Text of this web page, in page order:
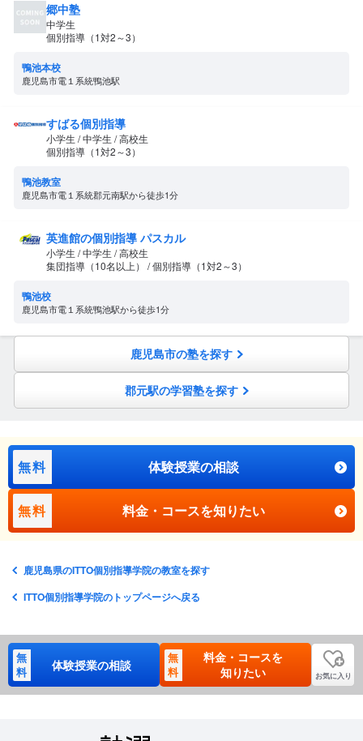
郷中塾
中学生
個別指導（1対2～3）
鴨池本校
鹿児島市電１系統鴨池駅
すばる個別指導
小学生 / 中学生 / 高校生
個別指導（1対2～3）
鴨池教室
鹿児島市電１系統郡元南駅から徒歩1分
英進館の個別指導 パスカル
小学生 / 中学生 / 高校生
集団指導（10名以上） / 個別指導（1対2～3）
鴨池校
鹿児島市電１系統鴨池駅から徒歩1分
鹿児島市の塾を探す
郡元駅の学習塾を探す
無料 体験授業の相談
無料 料金・コースを知りたい
鹿児島県のITTO個別指導学院の教室を探す
ITTO個別指導学院のトップページへ戻る
無
料
体験授業の相談
無
料
料金・コースを
知りたい
お気に入り